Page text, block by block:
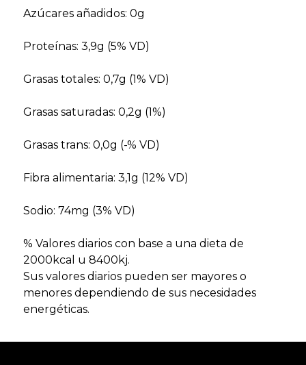
Azúcares añadidos: 0g
Proteínas: 3,9g (5% VD)
Grasas totales: 0,7g (1% VD)
Grasas saturadas: 0,2g (1%)
Grasas trans: 0,0g (-% VD)
Fibra alimentaria: 3,1g (12% VD)
Sodio: 74mg (3% VD)
% Valores diarios con base a una dieta de
2000kcal u 8400kj.
Sus valores diarios pueden ser mayores o
menores dependiendo de sus necesidades
energéticas.